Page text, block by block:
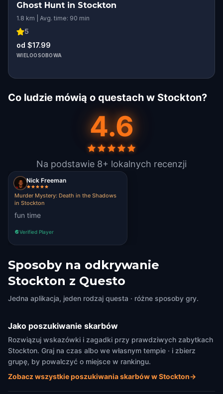
Ghost Hunt in Stockton
1.8 km | Avg. time: 90 min
5
od $17.99
WIELOOSOBOWA
Co ludzie mówią o questach w Stockton?
4.6
Na podstawie 8+ lokalnych recenzji
Nick Freeman
Murder Mystery: Death in the Shadows
in Stockton
fun time
Verified Player
Sposoby na odkrywanie
Stockton z Questo
Jedna aplikacja, jeden rodzaj questa · różne sposoby gry.
Jako poszukiwanie skarbów
Rozwiązuj wskazówki i zagadki przy prawdziwych zabytkach
Stockton. Graj na czas albo we własnym tempie · i zbierz
grupę, by powalczyć o miejsce w rankingu.
Zobacz wszystkie poszukiwania skarbów w Stockton→